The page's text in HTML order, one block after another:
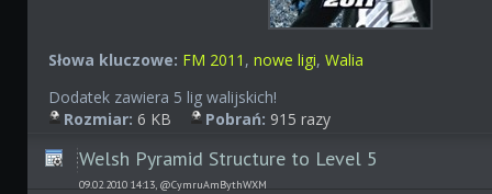
Słowa kluczowe: FM 2011 ,nowe ligi,Walia
Dodatek zawiera 5 lig walijskich!
Rozmiar: 6 KB Pobrań: 915 razy
Welsh Pyramid Structure to Level 5
09.02.2010 14:13, @CymruAmBythWXM